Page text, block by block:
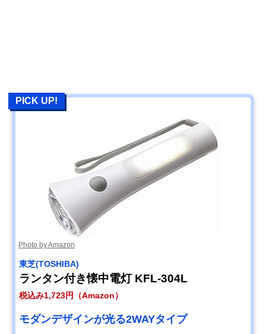
PICK UP!
Photo by Amazon
‎東芝(TOSHIBA)
ランタン付き懐中電灯 KFL-304L
税込み1,723円（Amazon）
モダンデザインが光る2WAYタイプ